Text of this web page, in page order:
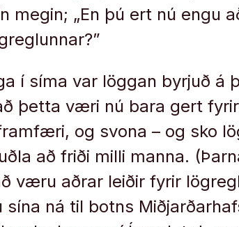
megin; „En þú ert nú engu
í síma var löggan byrjuð á
þetta væri nú bara gert
og svona – og sko
að friði milli manna.
væru aðrar leiðir fyrir
ná til botns